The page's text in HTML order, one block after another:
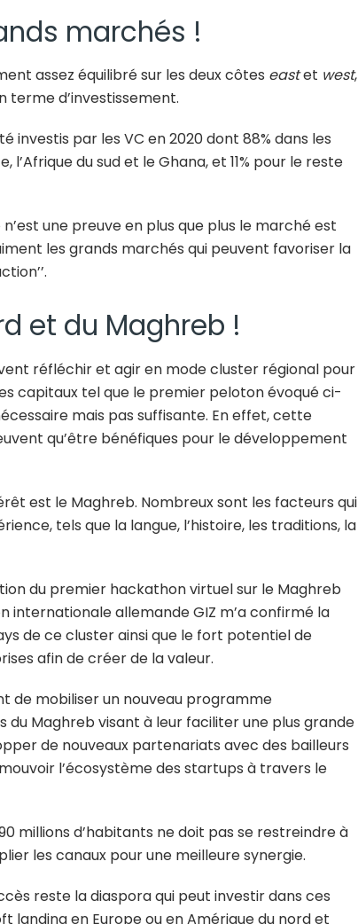
marchés !
assez équilibré sur les deux côtes eastet west,
terme d’investissement.
investis par les VC en 2020 dont 88% dans les
l’Afrique du sud et le Ghana, et 11% pour le reste
une preuve en plus que plus le marché est
les grands marchés qui peuvent favoriser la
et du Maghreb !
réfléchir et agir en mode cluster régional pour
capitaux tel que le premier peloton évoqué ci-
mais pas suffisante. En effet, cette
qu’être bénéfiques pour le développement
est le Maghreb. Nombreux sont les facteurs qui
tels que la langue, l’histoire, les traditions, la
du premier hackathon virtuel sur le Maghreb
internationale allemande GIZ m’a confirmé la
de ce cluster ainsi que le fort potentiel de
afin de créer de la valeur.
de mobiliser un nouveau programme
du Maghreb visant à leur faciliter une plus grande
de nouveaux partenariats avec des bailleurs
l’écosystème des startups à travers le
millions d’habitants ne doit pas se restreindre à
les canaux pour une meilleure synergie.
reste la diaspora qui peut investir dans ces
landing en Europe ou en Amérique du nord et